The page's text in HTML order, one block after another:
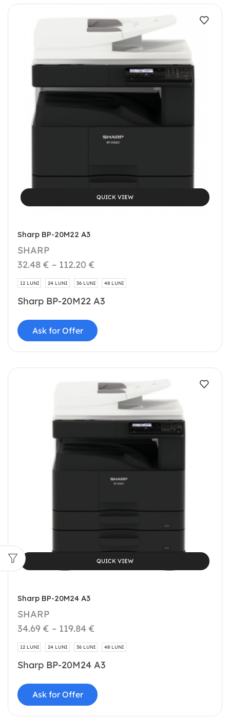
QUICK VIEW
Sharp BP-20M22 A3
SHARP
32.48 € – 112.20 €
12 LUNI 24 LUNI 36 LUNI 48 LUNI
Sharp BP-20M22 A3
Ask for Offer
QUICK VIEW
Sharp BP-20M24 A3
SHARP
34.69 € – 119.84 €
12 LUNI 24 LUNI 36 LUNI 48 LUNI
Sharp BP-20M24 A3
Ask for Offer